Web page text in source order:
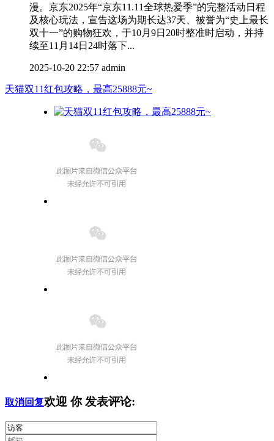
漫。京东2025年“京东11.11全球热爱季”的完整活动日程
及核心玩法，宣告这场为期长达37天、被誉为“史上最长
双十一”的购物狂欢，于10月9日20时整准时启动，并持
续至11月14日24时落下...
2025-10-20 22:57 admin
天猫双11红包攻略，最高25888元~
取消回复欢迎 你发表评论: